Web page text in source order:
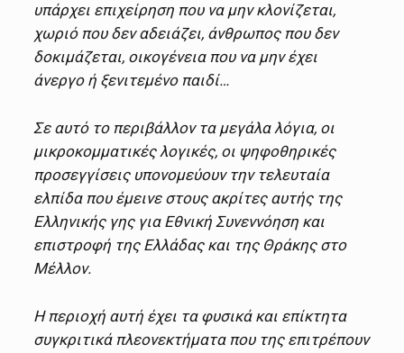
υπάρχει επιχείρηση που να μην κλονίζεται,
χωριό που δεν αδειάζει, άνθρωπος που δεν
δοκιμάζεται, οικογένεια που να μην έχει
άνεργο ή ξενιτεμένο παιδί…
Σε αυτό το περιβάλλον τα μεγάλα λόγια, οι
μικροκομματικές λογικές, οι ψηφοθηρικές
προσεγγίσεις υπονομεύουν την τελευταία
ελπίδα που έμεινε στους ακρίτες αυτής της
Ελληνικής γης για Εθνική Συνεννόηση και
επιστροφή της Ελλάδας και της Θράκης στο
Μέλλον.
Η περιοχή αυτή έχει τα φυσικά και επίκτητα
συγκριτικά πλεονεκτήματα που της επιτρέπουν